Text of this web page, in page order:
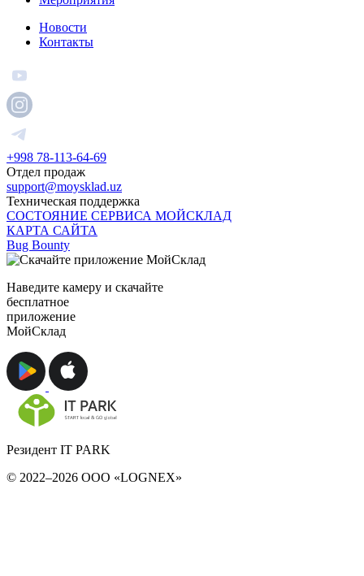
Новости
Контакты
+998 78-113-64-69
Отдел продаж
support@moysklad.uz
Техническая поддержка
СОСТОЯНИЕ СЕРВИСА МОЙСКЛАД
КАРТА САЙТА
Bug Bounty
Наведите камеру и скачайте
бесплатное
приложение
МойСклад
Резидент IT PARK
© 2022–2026 ООО «LOGNEX»